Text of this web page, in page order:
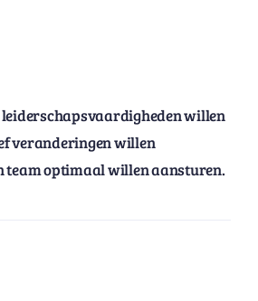
leiderschapsvaardigheden willen
veranderingen willen
team optimaal willen aansturen.